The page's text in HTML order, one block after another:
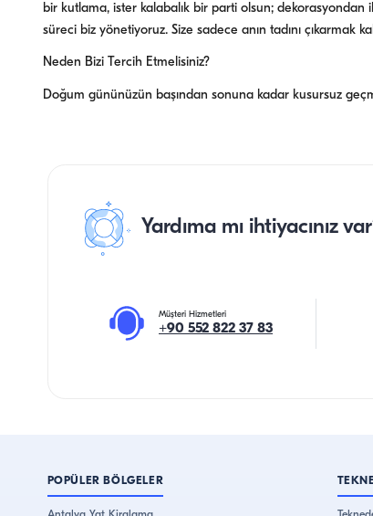
bir kutlama, ister kalabalık bir parti olsun;
süreci biz yönetiyoruz. Size sadece anın tadını çıkarmak
Neden Bizi Tercih Etmelisiniz?
Doğum gününüzün başından sonuna kadar kusursuz
Yardıma mı ihtiyacınız
Müşteri Hizmetleri
+90 552 822 37 83
POPÜLER BÖLGELER